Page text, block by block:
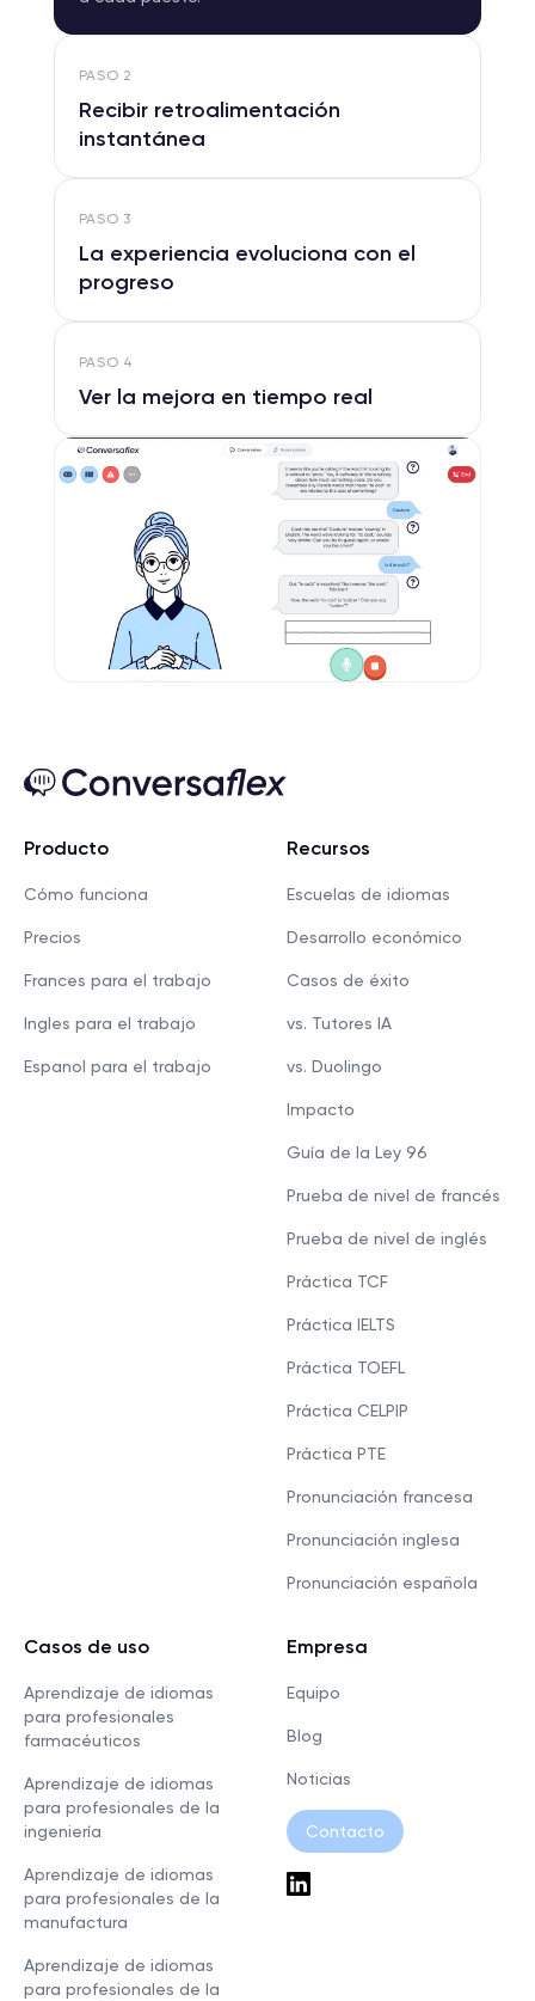
PASO 2
Recibir retroalimentación
instantánea
PASO 3
La experiencia evoluciona con el
progreso
PASO 4
Ver la mejora en tiempo real
Producto
Cómo funciona
Precios
Frances para el trabajo
Ingles para el trabajo
Espanol para el trabajo
Recursos
Escuelas de idiomas
Desarrollo económico
Casos de éxito
vs. Tutores IA
vs. Duolingo
Impacto
Guía de la Ley 96
Prueba de nivel de francés
Prueba de nivel de inglés
Práctica TCF
Práctica IELTS
Práctica TOEFL
Práctica CELPIP
Práctica PTE
Pronunciación francesa
Pronunciación inglesa
Pronunciación española
Casos de uso
Aprendizaje de idiomas
para profesionales
farmacéuticos
Aprendizaje de idiomas
para profesionales de la
ingeniería
Aprendizaje de idiomas
para profesionales de la
manufactura
Aprendizaje de idiomas
para profesionales de la
Empresa
Equipo
Blog
Noticias
Contacto